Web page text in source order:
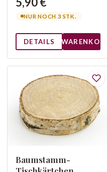
NUR NOCH 3 STK.
DETAILS WARENKORB
Baumstamm-